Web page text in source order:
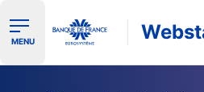
Ouvrir le menu de navigation
MENU